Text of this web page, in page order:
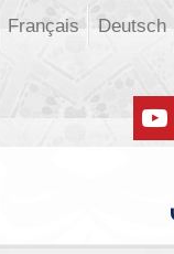
Deutsch
Français